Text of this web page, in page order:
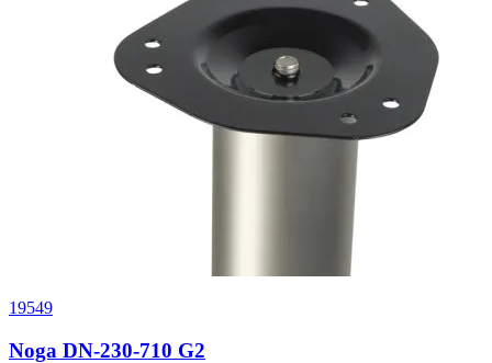
19549
Noga DN-230-710 G2